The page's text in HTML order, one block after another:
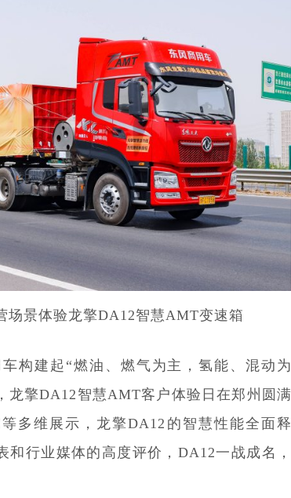
场景体验龙擎DA12智慧AMT变速箱
构建起“燃油、燃气为主，氢能、混动为
龙擎DA12智慧AMT客户体验日在郑州圆满
多维展示，龙擎DA12的智慧性能全面释
行业媒体的高度评价，DA12一战成名，